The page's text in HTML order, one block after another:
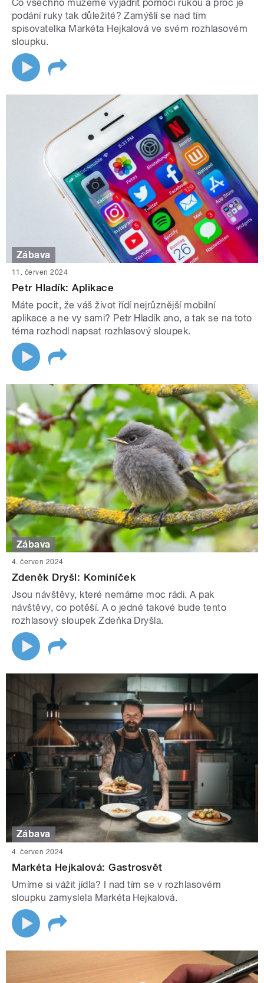
Co všechno můžeme vyjádřit pomocí rukou a proč je
podání ruky tak důležité? Zamýšlí se nad tím
spisovatelka Markéta Hejkalová ve svém rozhlasovém
sloupku.
Zábava
11. červen 2024
Petr Hladík: Aplikace
Máte pocit, že váš život řídí nejrůznější mobilní
aplikace a ne vy sami? Petr Hladík ano, a tak se na toto
téma rozhodl napsat rozhlasový sloupek.
Zábava
4. červen 2024
Zdeněk Dryšl: Kominíček
Jsou návštěvy, které nemáme moc rádi. A pak
návštěvy, co potěší. A o jedné takové bude tento
rozhlasový sloupek Zdeňka Dryšla.
Zábava
4. červen 2024
Markéta Hejkalová: Gastrosvět
Umíme si vážit jídla? I nad tím se v rozhlasovém
sloupku zamyslela Markéta Hejkalová.